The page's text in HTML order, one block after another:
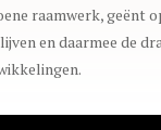
raamwerk, geënt
en daarmee de